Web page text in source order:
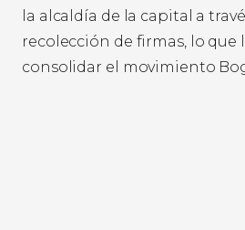
la alcaldía de la capital a
recolección de firmas, lo que
consolidar el movimiento